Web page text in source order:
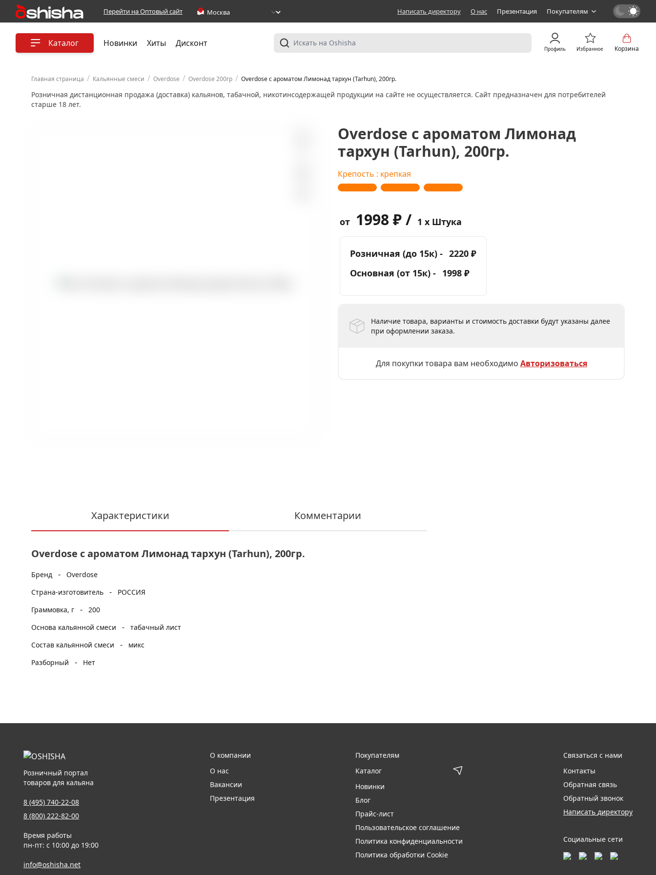
Перейти на Оптовый сайт Написать директору О нас Презентация Покупателям
Каталог Новинки Хиты Дисконт
Профиль Избранное Корзина
Главная страница / Кальянные смеси / Overdose / Overdose 200гр / Overdose с ароматом Лимонад тархун (Tarhun), 200гр.
Розничная дистанционная продажа (доставка) кальянов, табачной, никотинсодержащей продукции на сайте не осуществляется. Сайт предназначен для потребителей
старше 18 лет.
Overdose с ароматом Лимонад
тархун (Tarhun), 200гр.
Крепость : крепкая
от 1998 ₽ / 1 x Штука
Розничная (до 15к) - 2220 ₽
Основная (от 15к) - 1998 ₽
Наличие товара, варианты и стоимость доставки будут указаны далее
при оформлении заказа.
Для покупки товара вам необходимо Авторизоваться
Характеристики Комментарии
Overdose с ароматом Лимонад тархун (Tarhun), 200гр.
Бренд -
Overdose
Страна-изготовитель
-
РОССИЯ
Граммовка, г
- 200
Основа кальянной смеси
- табачный лист
Состав кальянной смеси
-
микс
Разборный
- Нет
Розничный портал
товаров для кальяна
8 (495) 740-22-08
8 (800) 222-82-00
Время работы
пн-пт: с 10:00 до 19:00
info@oshisha.net
О компании
О нас
Вакансии
Презентация
Покупателям
Каталог
Новинки
Блог
Прайс-лист
Пользовательское соглашение
Политика конфиденциальности
Политика обработки Cookie
Связаться с нами
Контакты
Обратная связь
Обратный звонок
Написать директору
Социальные сети